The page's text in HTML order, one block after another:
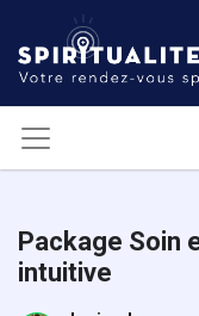
Package Soin
intuitive